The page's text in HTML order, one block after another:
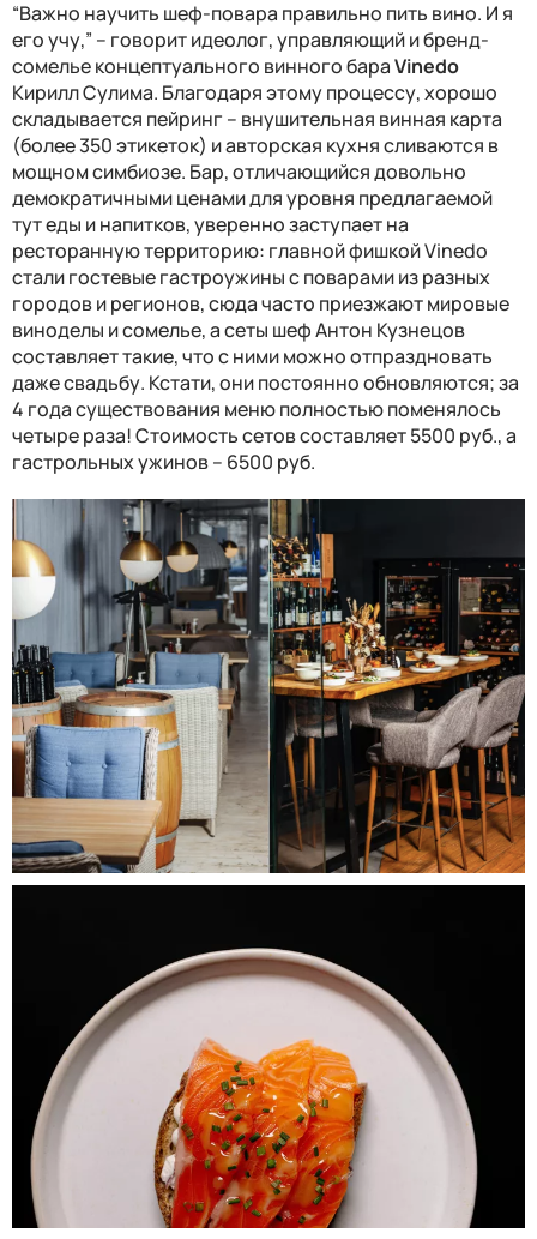
“Важно научить шеф-повара правильно пить вино. И я
его учу,” – говорит идеолог, управляющий и бренд-
сомелье концептуального винного бараVinedo
Кирилл Сулима. Благодаря этому процессу, хорошо
складывается пейринг – внушительная винная карта
(более 350 этикеток) и авторская кухня сливаются в
мощном симбиозе. Бар, отличающийся довольно
демократичными ценами для уровня предлагаемой
тут еды и напитков, уверенно заступает на
ресторанную территорию: главной фишкойVinedo
стали гостевые гастроужины с поварами из разных
городов и регионов, сюда часто приезжают мировые
виноделы и сомелье, а сеты шеф Антон Кузнецов
составляет такие, что с ними можно отпраздновать
даже свадьбу. Кстати, они постоянно обновляются; за
4 года существования меню полностью поменялось
четыре раза! Стоимость сетов составляет 5500 руб., а
гастрольных ужинов – 6500 руб.